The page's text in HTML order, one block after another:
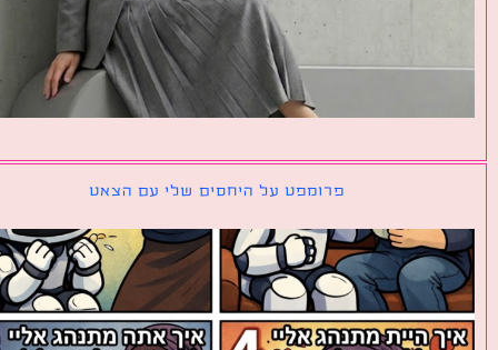
פרומפט על היחסים שלי עם הצאט